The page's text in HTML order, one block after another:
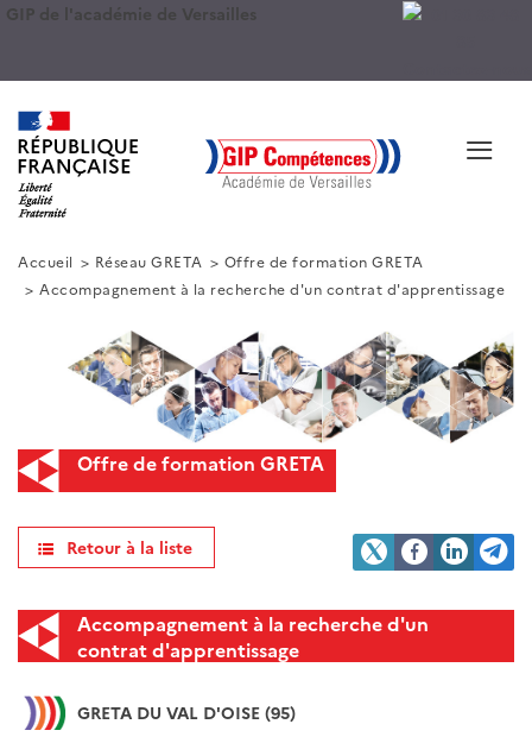
GIP de l'académie de Versailles
≡
Accueil Réseau GRETA
Offre de formation GRETA
Accompagnement à la recherche d'un contrat d'apprentissage
Offre de formation GRETA
Retour à la liste
Accompagnement à la recherche d'un
contrat d'apprentissage
GRETA DU VAL D'OISE (95)